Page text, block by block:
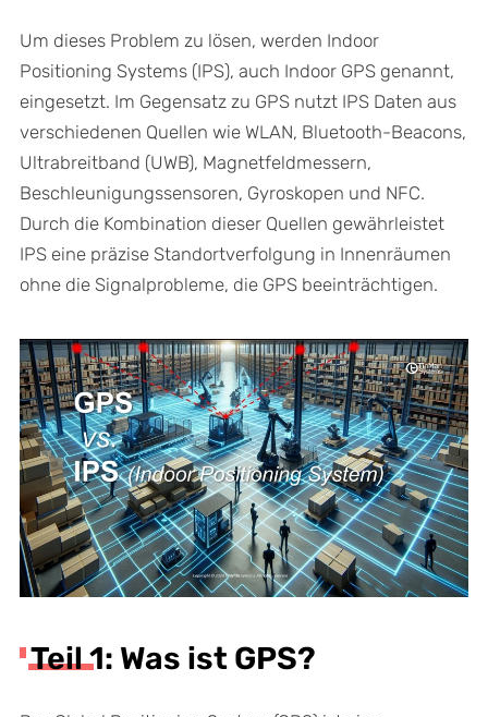
Um dieses Problem zu lösen, werden Indoor
Positioning Systems (IPS), auch Indoor GPS genannt,
eingesetzt. Im Gegensatz zu GPS nutzt IPS Daten aus
verschiedenen Quellen wie WLAN, Bluetooth-Beacons,
Ultrabreitband (UWB), Magnetfeldmessern,
Beschleunigungssensoren, Gyroskopen und NFC.
Durch die Kombination dieser Quellen gewährleistet
IPS eine präzise Standortverfolgung in Innenräumen
ohne die Signalprobleme, die GPS beeinträchtigen.
Teil 1: Was ist GPS?